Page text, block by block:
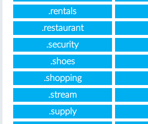
.rentals
.restaurant
.security
.shoes
.shopping
.stream
.supply